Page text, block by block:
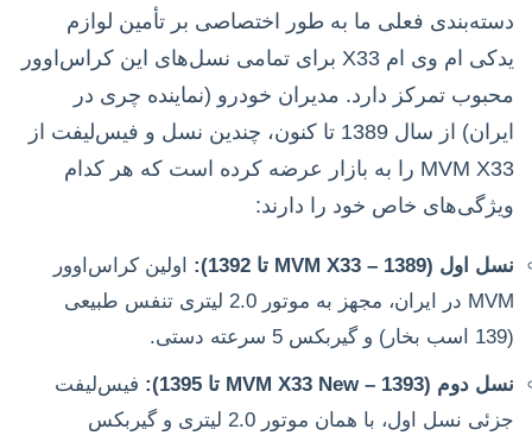
دسته‌بندی فعلی ما به طور اختصاصی بر تأمین لوازم
یدکی ام وی ام X33 برای تمامی نسل‌های این کراس‌اوور
محبوب تمرکز دارد. مدیران خودرو (نماینده چری در
ایران) از سال 1389 تا کنون، چندین نسل و فیس‌لیفت از
MVM X33 را به بازار عرضه کرده است که هر کدام
ویژگی‌های خاص خود را دارند:
نسل اول (MVM X33 – 1389 تا 1392):
اولین کراس‌اوور
MVM در ایران، مجهز به موتور 2.0 لیتری تنفس طبیعی
(139 اسب بخار) و گیربکس 5 سرعته دستی.
نسل دوم (MVM X33 New – 1393 تا 1395):
فیس‌لیفت
جزئی نسل اول، با همان موتور 2.0 لیتری و گیربکس